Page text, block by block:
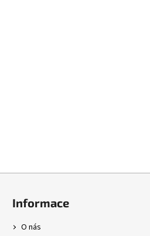
Informace
O nás